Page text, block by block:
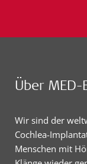
Über MED-
Wir sind der
Cochlea-
Menschen mit